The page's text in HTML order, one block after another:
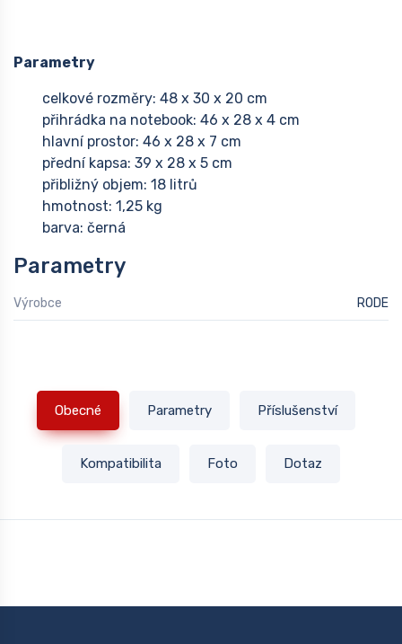
Parametry
celkové rozměry: 48 x 30 x 20 cm
přihrádka na notebook: 46 x 28 x 4 cm
hlavní prostor: 46 x 28 x 7 cm
přední kapsa: 39 x 28 x 5 cm
přibližný objem: 18 litrů
hmotnost: 1,25 kg
barva: černá
Parametry
Výrobce RODE
Obecné Parametry Příslušenství
Kompatibilita Foto Dotaz